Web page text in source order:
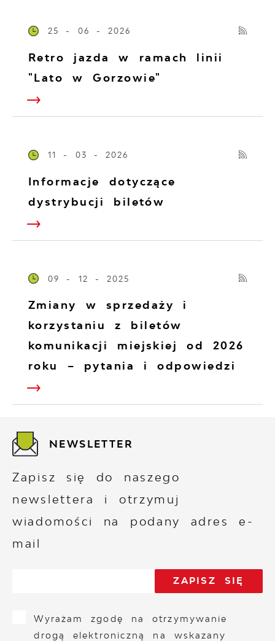
25 - 06 - 2026
Retro jazda w ramach linii
"Lato w Gorzowie"
11 - 03 - 2026
Informacje dotyczące
dystrybucji biletów
09 - 12 - 2025
Zmiany w sprzedaży i
korzystaniu z biletów
komunikacji miejskiej od 2026
roku – pytania i odpowiedzi
NEWSLETTER
Zapisz się do naszego
newslettera i otrzymuj
wiadomości na podany adres e-
mail
Wyrażam zgodę na otrzymywanie
drogą elektroniczną na wskazany